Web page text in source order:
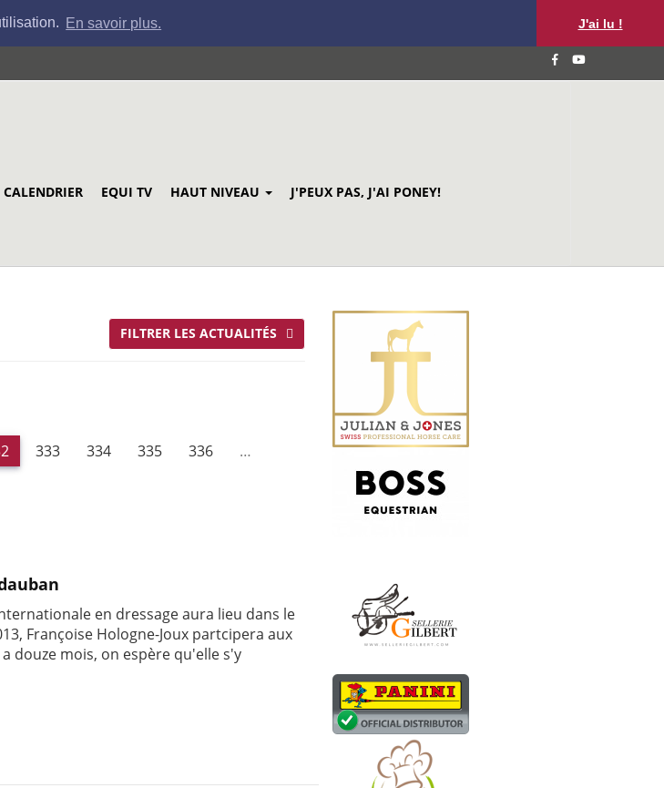
En savoir plus. J'ai lu !
CALENDRIER EQUI TV HAUT NIVEAU J'PEUX PAS, J'AI PONEY!
FILTRER LES ACTUALITÉS
333 334 335 336
…
en dressage aura lieu dans le
Françoise Hologne-Joux partcipera aux
douze mois, on espère qu'elle s'y